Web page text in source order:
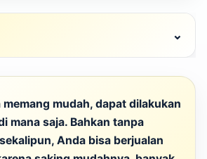
⌄
memang mudah, dapat dilakukan
mana saja. Bahkan tanpa
Anda bisa berjualan